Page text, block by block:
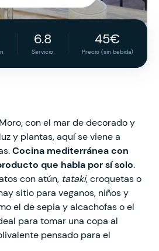
6.8
Servicio
45€
Precio (sin bebida)
con el mar de decorado y
y plantas, aquí se viene a
Cocina mediterránea con
que habla por sí solo.
con atún, tataki, croquetas o
sitio para veganos, niños y
el de sepia y alcachofas o el
para tomar una copa al
pensado para el